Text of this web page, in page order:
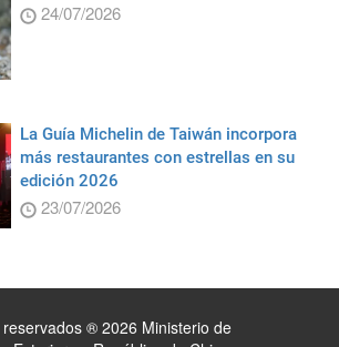
24/07/2026
La Guía Michelin de Taiwán incorpora
más restaurantes con estrellas en su
edición 2026
23/07/2026
® 2026 Ministerio de